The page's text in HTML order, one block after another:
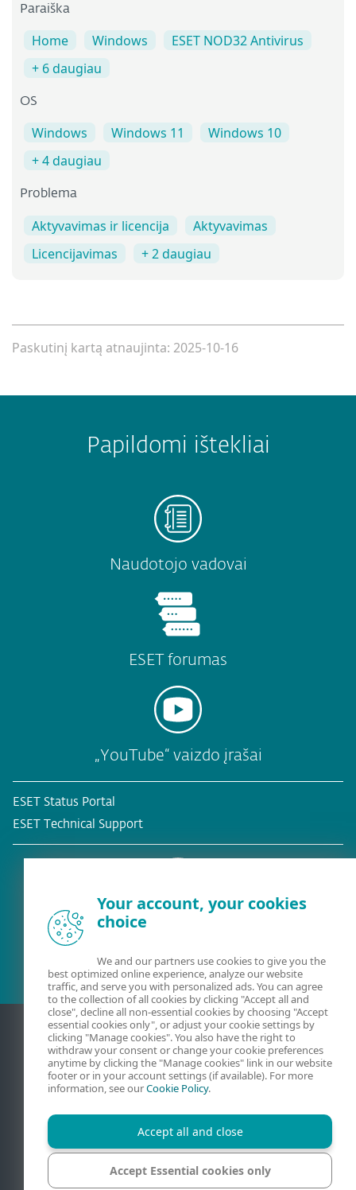
Paraiška
Home Windows
ESET NOD32 Antivirus
+ 6 daugiau
OS
Windows Windows 11
Windows 10
+ 4 daugiau
Problema
Aktyvavimas ir licencija
Aktyvavimas
Licencijavimas
+ 2 daugiau
Paskutinį kartą atnaujinta: 2025-10-16
Papildomi ištekliai
Naudotojo vadovai
ESET forumas
„YouTube“ vaizdo įrašai
ESET Status Portal
ESET Technical Support
Esamas klientas?
Kontaktiniai duomenys
Pranešti apie pažeidžiamumus
Svetainės struktūra
Your account, your cookies
choice
We and our partners use cookies to give you the
best optimized online experience, analyze our website
traffic, and serve you with personalized ads. You can agree
to the collection of all cookies by clicking "Accept all and
close", decline all non-essential cookies by choosing "Accept
essential cookies only", or adjust your cookie settings by
clicking "Manage cookies". You also have the right to
withdraw your consent or change your cookie preferences
anytime by clicking the "Manage cookies" link in our website
footer or in your account settings (if available). For more
information, see ourCookie Policy.
Accept all and close
Accept Essential cookies only